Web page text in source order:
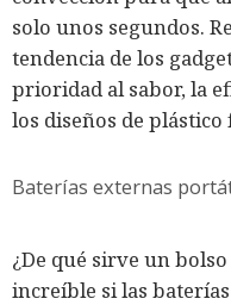
solo unos segundos.
tendencia de los
prioridad al sabor, la
los diseños de
Baterías externas
¿De qué sirve un
increíble si las